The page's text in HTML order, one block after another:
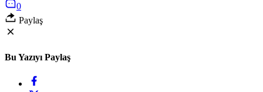
0
Paylaş
Bu Yazıyı Paylaş